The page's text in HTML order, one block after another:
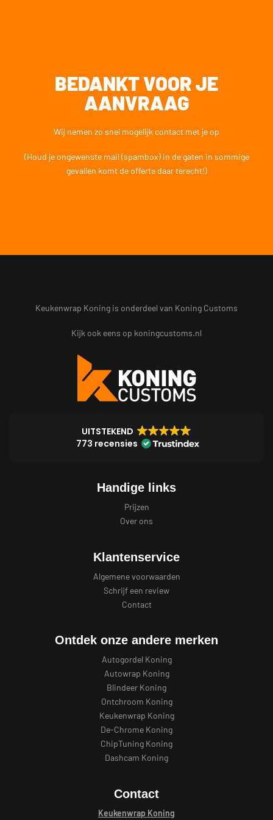
BEL 015 2001 185
BEDANKT VOOR JE
AANVRAAG
Wij nemen zo snel mogelijk contact met je op
(Houd je ongewenste mail (spambox) in de gaten in sommige
gevallen komt de offerte daar terecht!)
Keukenwrap Koning is onderdeel van Koning Customs
Kijk ook eens op koningcustoms.nl
UITSTEKEND
773 recensies
Handige links
Prijzen
Over ons
Klantenservice
Algemene voorwaarden
Schrijf een review
Contact
Ontdek onze andere merken
Autogordel Koning
Autowrap Koning
Blindeer Koning
Ontchroom Koning
Keukenwrap Koning
De-Chrome Koning
ChipTuning Koning
Dashcam Koning
Contact
Keukenwrap Koning